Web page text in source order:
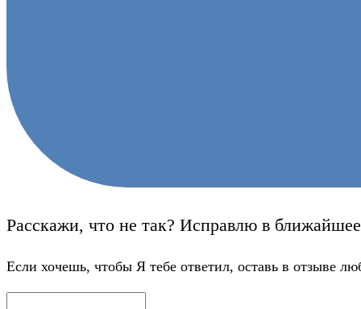
Расскажи, что не так? Исправлю в
Если хочешь, чтобы Я тебе ответил, оставь в отзыве